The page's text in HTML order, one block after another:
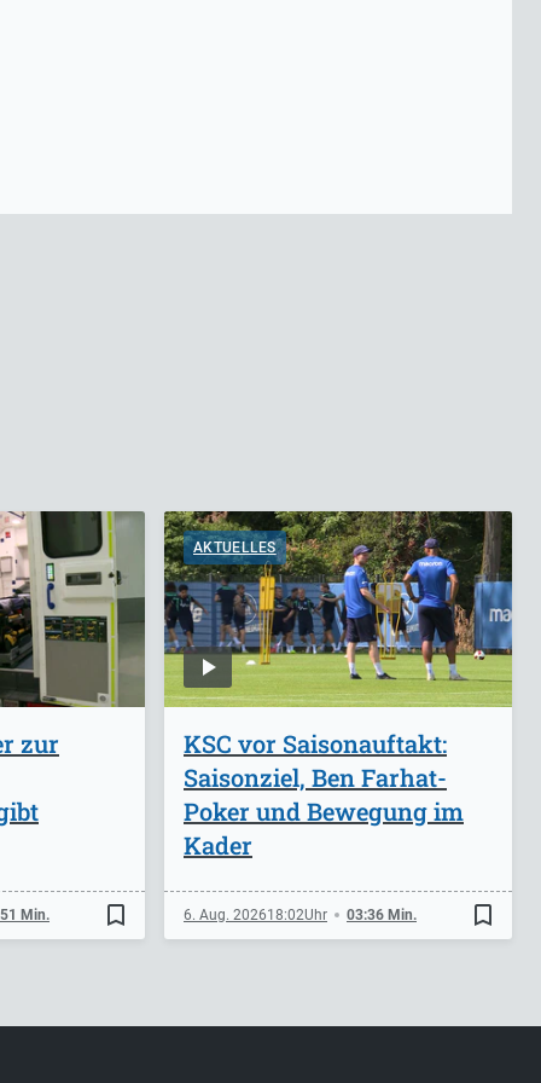
zur
Min. bookmark_border
AKTUELLES
KSC vor Saisonauftakt:
Saisonziel, Ben Farhat-
Poker und Bewegung im
Kader
6. Aug. 202618:02 03:36 Min. bookmark_border